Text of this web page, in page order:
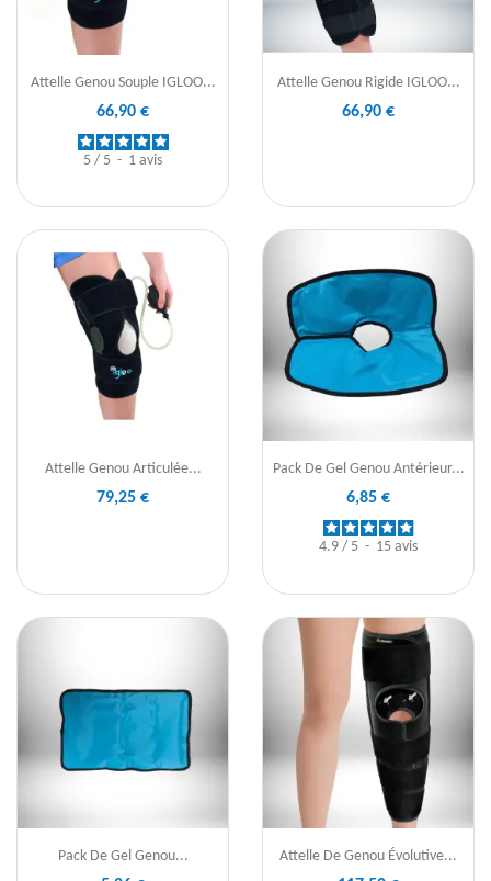
Attelle Genou Souple IGLOO...
66,90 €
5 / 5 - 1 avis
Attelle Genou Rigide IGLOO...
66,90 €
Attelle Genou Articulée...
79,25 €
Pack De Gel Genou Antérieur...
6,85 €
4.9 / 5 - 15 avis
Pack De Gel Genou... Attelle De Genou Évolutive...